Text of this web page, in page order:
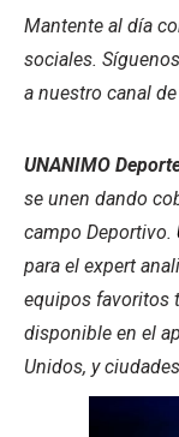
Mantente al día
sociales.
a nuestro canal de
UNANIMO
se unen dando
campo Deportivo.
para el expert
equipos favoritos
disponible en el
Unidos, y